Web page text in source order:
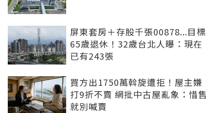
屏東套房＋存股千張00878...目標
65歲退休！32歲台北人曝：現在
已有243張
買方出1750萬斡旋遭拒！屋主嫌
打9折不賣 網批中古屋亂象：惜售
就別喊賣